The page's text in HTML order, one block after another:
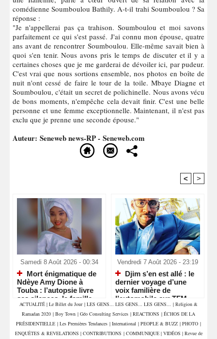
comédienne Soumboulou Bathily. A-t-il trahi Soumboulou ? Sa
réponse :
"Je n'appellerai pas ça trahison. Soumboulou et moi savons
parfaitement ce qui s'est passé. J'ai connu mon épouse, quatre
ans avant de rencontrer Soumboulou. Elle-même savait bien à
quoi s'en tenir. Nous avons pris le temps de discuter et il y a
certaines choses que je me garderai de dévoiler ici, par pudeur.
C'est vrai que nous sortions ensemble, nos photos en boîte de
nuit n'ont cessé de faire le tour de la toile. Mbaye Diagne et
Soumboulou, c'était un secret de polichinelle. Nous avons vécu
de bons moments, n'empêche cela devait finir. C'est une belle
personne et une femme exceptionnelle. Maintenant, il n'est pas
exclu que je prenne une seconde épouse."
Auteur: Seneweb news-RP - Seneweb.com
< >
Samedi 8 Août 2026 - 00:34
Mort énigmatique de
Ndèye Amy Dione à
Touba : l’autopsie livre
ses silences, la famille
attend la vérité
Vendredi 7 Août 2026 - 23:19
Djim s’en est allé : le
dernier voyage d’une
voix familière de
l’automobile sur TFM
ACTUALITÉ | Le Billet du Jour | LES GENS... LES GENS... LES GENS... | Religion &
Ramadan 2020 | Boy Town | Géo Consulting Services | REACTIONS | ÉCHOS DE LA
PRÉSIDENTIELLE | Les Premières Tendances | International | PEOPLE & BUZZ | PHOTO |
ENQUÊTES & REVELATIONS | CONTRIBUTIONS | COMMUNIQUE | VIDÉOS | Revue de